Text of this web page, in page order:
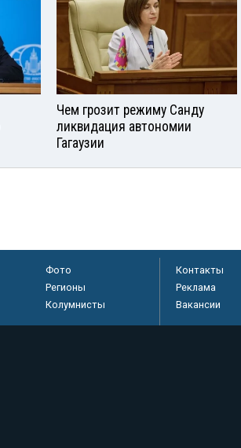
Чем грозит режиму Санду
ликвидация автономии
Гагаузии
Фото
Регионы
Колумнисты
Контакты
Реклама
Вакансии